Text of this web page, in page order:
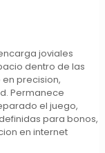
joviales
dentro de las
precision,
Permanece
el juego,
para bonos,
en internet